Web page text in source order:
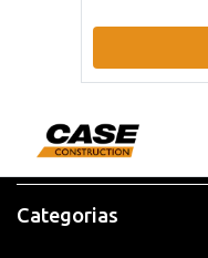
Categorias